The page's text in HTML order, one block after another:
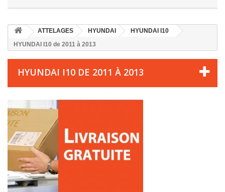
ATTELAGES HYUNDAI
HYUNDAI I10
HYUNDAI I10 de 2011 à 2013
HYUNDAI I10 DE 2011 À 2013